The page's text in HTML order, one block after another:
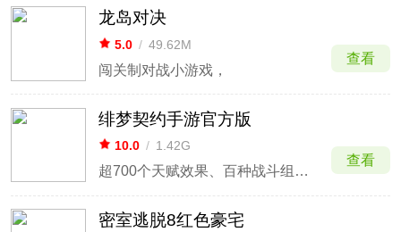
龙岛对决
5.0 / 49.62M
闯关制对战小游戏，
查看
绯梦契约手游官方版
10.0 / 1.42G
超700个天赋效果、百种战斗组合的畅爽刷怪之旅！
查看
密室逃脱8红色豪宅